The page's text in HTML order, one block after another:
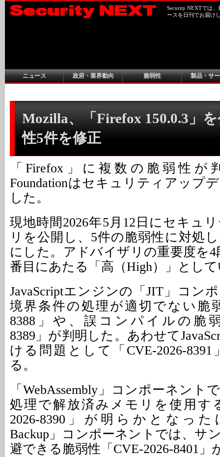
Security NEXTでは
ースを日刊でお届け
ニュース 政府・業界動向 脆弱性 製品・サ
Mozilla、「Firefox 150.0.3」
性5件を修正
「Firefox」に複数の脆弱性が
Foundationはセキュリティアップ
した。
現地時間2026年5月12日にセキュ
リを公開し、5件の脆弱性に対処
にした。アドバイザリの重要度を4
番目にあたる「高（High）」とし
JavaScriptエンジンの「JIT」コン
境界条件の処理が適切でない脆
8388」や、誤コンパイルの脆弱
8389」が判明した。あわせて
ける問題として「CVE-2026-
る。
「WebAssembly」コンポーネント
処理で解放済みメモリを使用す
2026-8390」が明らかとなった
Backup」コンポーネントでは、サ
避できる脆弱性「CVE-2026-8401」